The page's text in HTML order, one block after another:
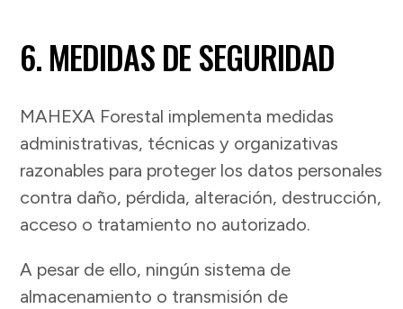
6. MEDIDAS DE SEGURIDAD
MAHEXA Forestal implementa medidas
administrativas, técnicas y organizativas
razonables para proteger los datos personales
contra daño, pérdida, alteración, destrucción,
acceso o tratamiento no autorizado.
A pesar de ello, ningún sistema de
almacenamiento o transmisión de